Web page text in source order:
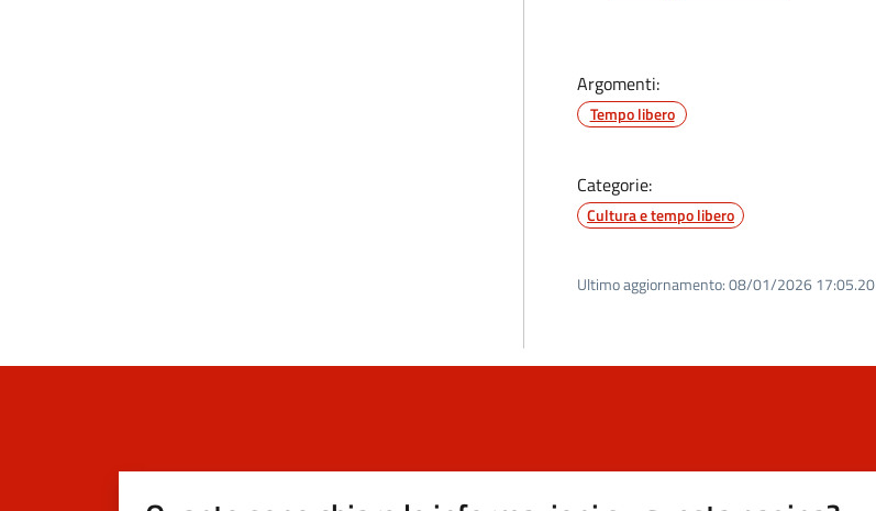
Argomenti:
Tempo libero
Categorie:
Cultura e tempo libero
Ultimo aggiornamento:08/01/2026 17:05.20